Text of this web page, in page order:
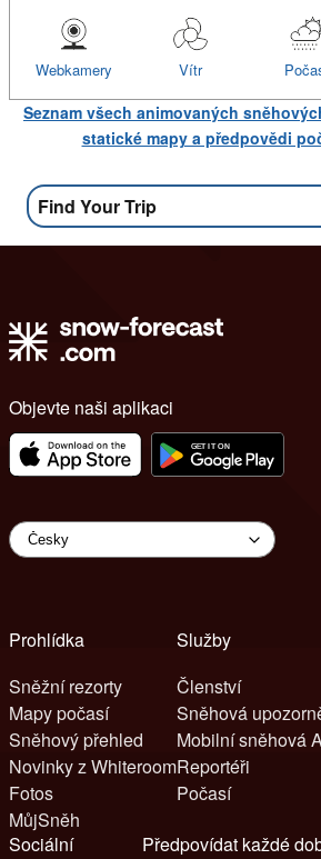
Vítr
Webkamery
Seznam všech animovaných
statické mapy a předpovědi
Find Your Trip
Objevte naši aplikaci
Prohlídka
Sněžní rezorty
Mapy počasí
Sněhový přehled
Novinky z Whiteroom
Fotos
MůjSněh
Služby
Členství
Sněhová
Mobilní sněhová
Reportéři
Počasí
Sociální
Předpovídat každé